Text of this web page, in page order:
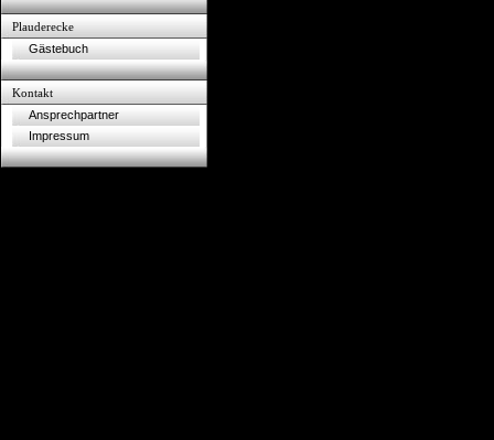
Plauderecke
Gästebuch
Kontakt
Ansprechpartner
Impressum